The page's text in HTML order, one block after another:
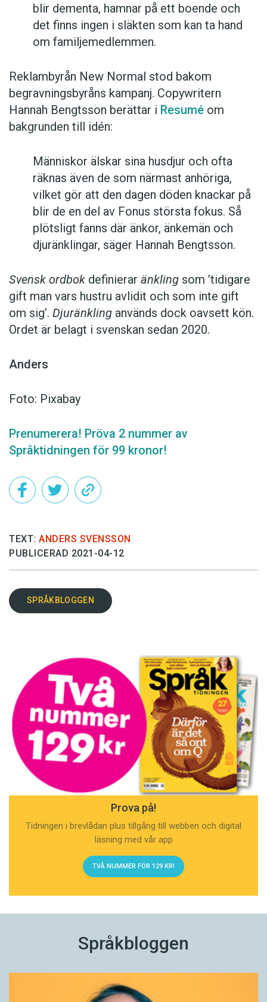
blir dementa, hamnar på ett boende och
det finns ingen i släkten som kan ta hand
om familjemedlemmen.
Reklambyrån New Normal stod bakom
begravningsbyråns kampanj. Copywritern
Hannah Bengtsson berättar i Resumé om
bakgrunden till idén:
Människor älskar sina husdjur och ofta
räknas även de som närmast anhöriga,
vilket gör att den dagen döden knackar på
blir de en del av Fonus största fokus. Så
plötsligt fanns där änkor, änkemän och
djuränklingar, säger Hannah Bengtsson.
Svensk ordbok definierar änkling som ’tidigare
gift man vars hustru av­lidit och som inte gift
om sig’. Djuränkling används dock oavsett kön.
Ordet är belagt i svenskan sedan 2020.
Anders
Foto: Pixabay
Prenumerera! Pröva 2 nummer av
Språktidningen för 99 kronor!
TEXT: ANDERS SVENSSON
PUBLICERAD 2021-04-12
SPRÅKBLOGGEN
Prova på!
Tidningen i brevlådan plus tillgång till webben och digital
läsning med vår app
TVÅ NUMMER FÖR 129 KR!
Språkbloggen